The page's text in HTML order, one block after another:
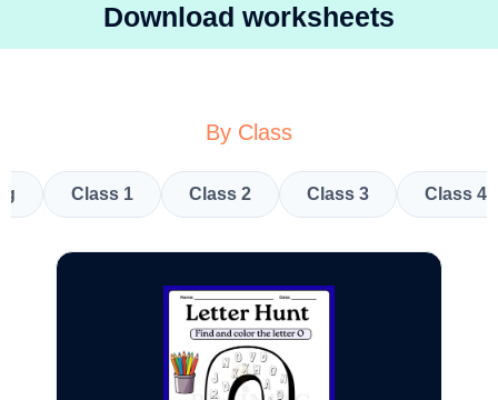
Download worksheets
By Class
Class 1 Class 2 Class 3 Class 4